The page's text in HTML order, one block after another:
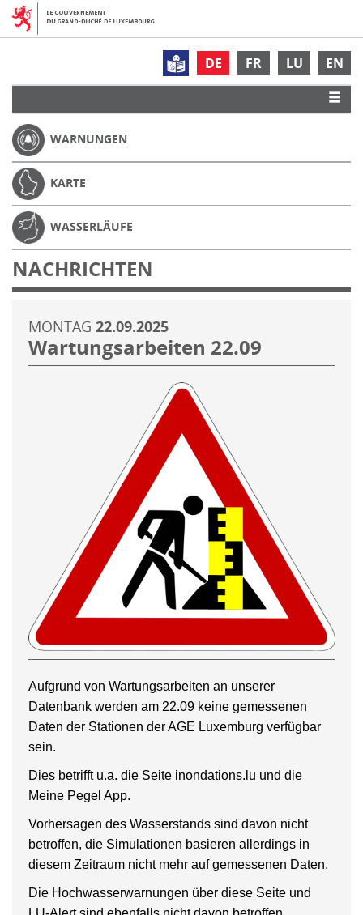
DE FR LU EN
WARNUNGEN
KARTE
WASSERLÄUFE
NACHRICHTEN
MONTAG 22.09.2025
Wartungsarbeiten 22.09
Aufgrund von Wartungsarbeiten an unserer
Datenbank werden am 22.09 keine gemessenen
Daten der Stationen der AGE Luxemburg verfügbar
sein.
Dies betrifft u.a. die Seite inondations.lu und die
Meine Pegel App.
Vorhersagen des Wasserstands sind davon nicht
betroffen, die Simulationen basieren allerdings in
diesem Zeitraum nicht mehr auf gemessenen Daten.
Die Hochwasserwarnungen über diese Seite und